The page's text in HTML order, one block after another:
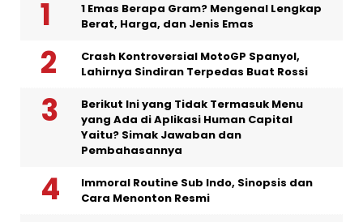
1 Emas Berapa Gram? Mengenal Lengkap
Berat, Harga, dan Jenis Emas
Crash Kontroversial MotoGP Spanyol,
Lahirnya Sindiran Terpedas Buat Rossi
Berikut Ini yang Tidak Termasuk Menu
yang Ada di Aplikasi Human Capital
Yaitu? Simak Jawaban dan
Pembahasannya
Immoral Routine Sub Indo, Sinopsis dan
Cara Menonton Resmi